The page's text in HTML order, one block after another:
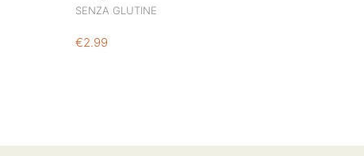
SENZA GLUTINE
€2.99